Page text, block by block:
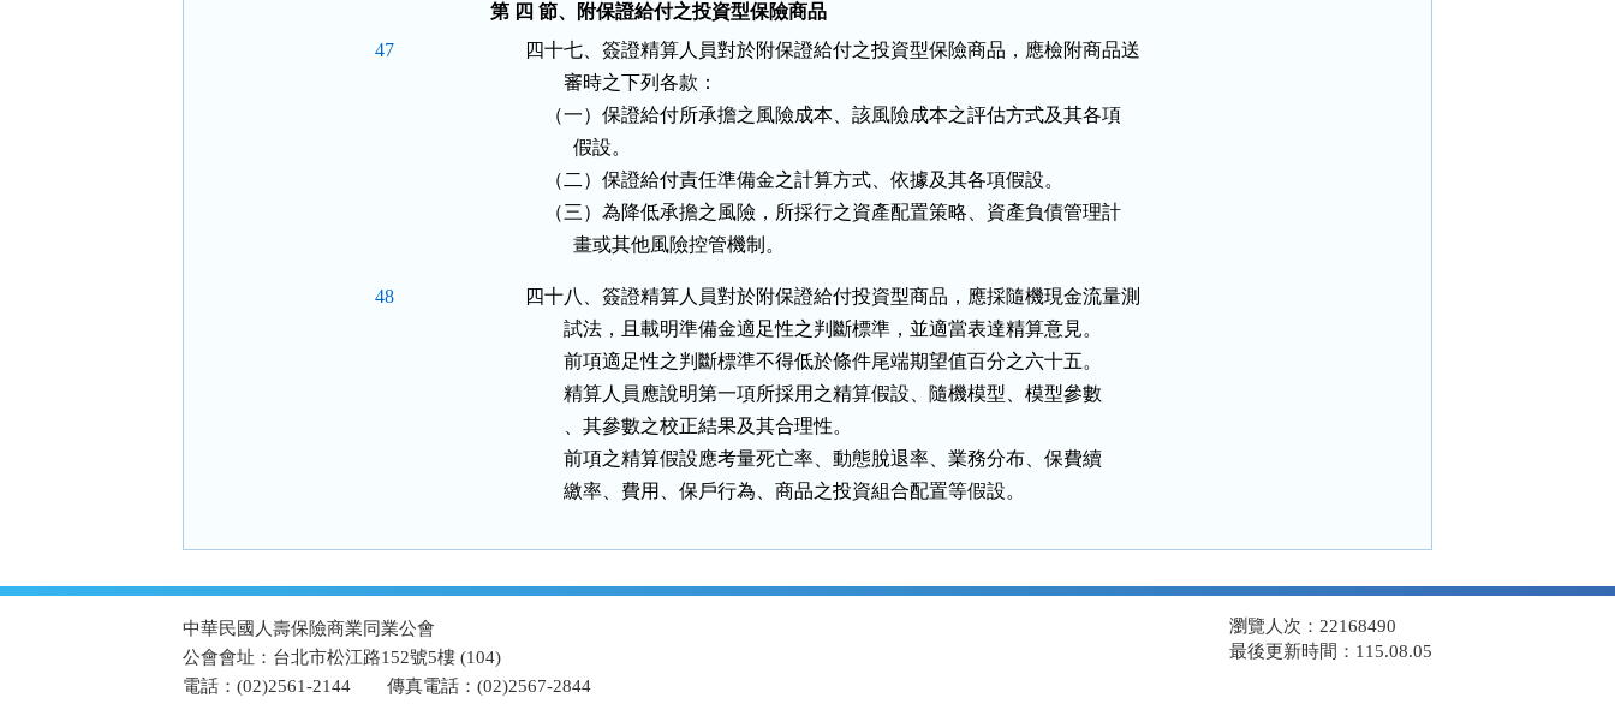
第 四 節、附保證給付之投資型保險商品
47
四十七、簽證精算人員對於附保證給付之投資型保險商品，應檢附商品送
        審時之下列各款：
    （一）保證給付所承擔之風險成本、該風險成本之評估方式及其各項
          假設。
    （二）保證給付責任準備金之計算方式、依據及其各項假設。
    （三）為降低承擔之風險，所採行之資產配置策略、資產負債管理計
          畫或其他風險控管機制。
48
四十八、簽證精算人員對於附保證給付投資型商品，應採隨機現金流量測
        試法，且載明準備金適足性之判斷標準，並適當表達精算意見。
        前項適足性之判斷標準不得低於條件尾端期望值百分之六十五。
        精算人員應說明第一項所採用之精算假設、隨機模型、模型參數
        、其參數之校正結果及其合理性。
        前項之精算假設應考量死亡率、動態脫退率、業務分布、保費續
        繳率、費用、保戶行為、商品之投資組合配置等假設。
中華民國人壽保險商業同業公會
公會會址：台北市松江路152號5樓 (104)
電話：(02)2561-2144
傳真電話：(02)2567-2844
瀏覽人次：22168490
最後更新時間：115.08.05